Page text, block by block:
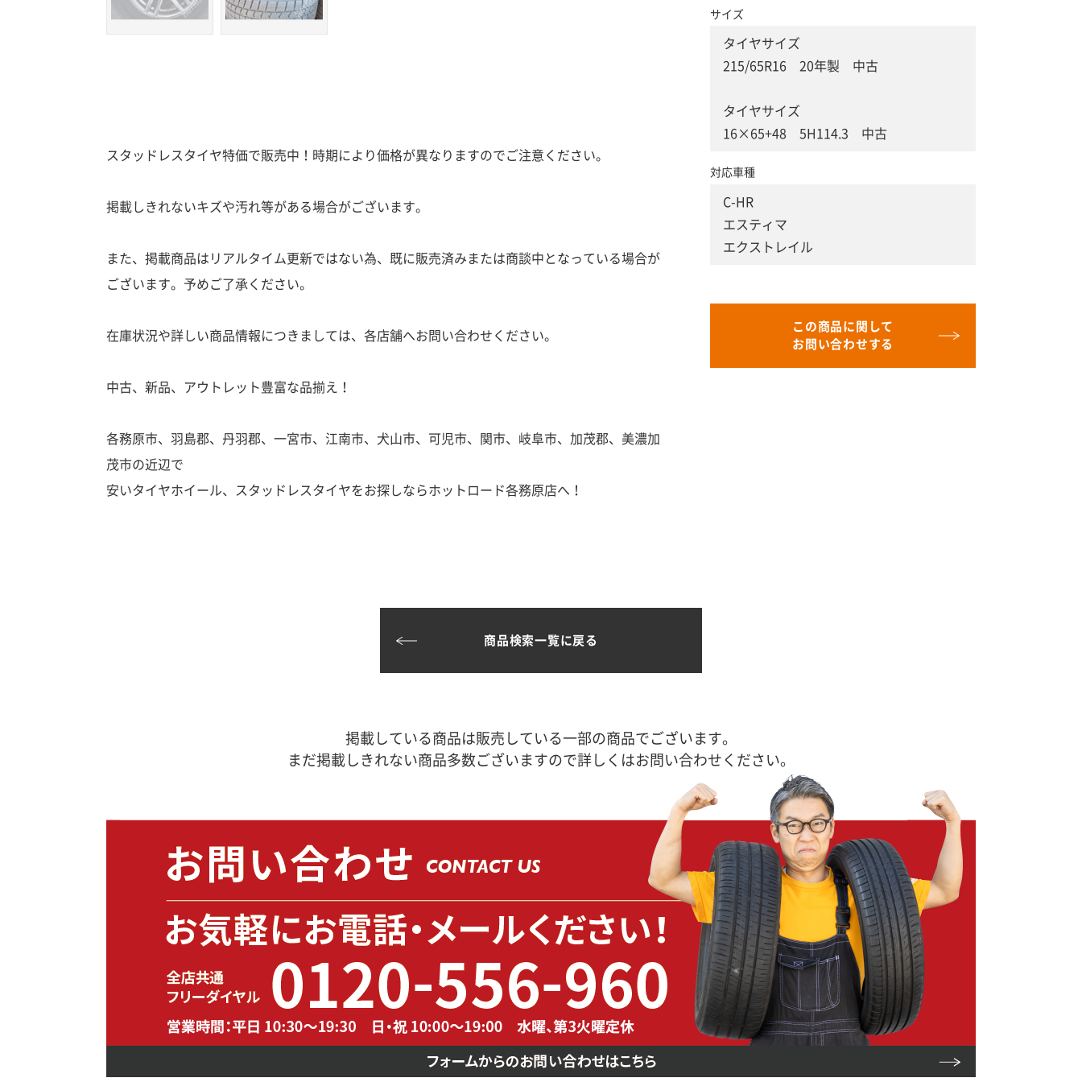
スタッドレスタイヤ特価で販売中！時期により価格が異なりますのでご注意ください。
掲載しきれないキズや汚れ等がある場合がございます。
また、掲載商品はリアルタイム更新ではない為、既に販売済みまたは商談中となっている場合が
ございます。予めご了承ください。
在庫状況や詳しい商品情報につきましては、各店舗へお問い合わせください。
中古、新品、アウトレット豊富な品揃え！
各務原市、羽島郡、丹羽郡、一宮市、江南市、犬山市、可児市、関市、岐阜市、加茂郡、美濃加
茂市の近辺で
安いタイヤホイール、スタッドレスタイヤをお探しならホットロード各務原店へ！
サイズ
タイヤサイズ
215/65R16 20年製 中古
タイヤサイズ
16×65+48 5H114.3 中古
対応車種
C-HR
エスティマ
エクストレイル
この商品に関して
お問い合わせする
商品検索一覧に戻る
掲載している商品は販売している一部の商品でございます。
まだ掲載しきれない商品多数ございますので詳しくはお問い合わせください。